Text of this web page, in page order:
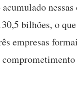
nessas
bilhões, o
empresas